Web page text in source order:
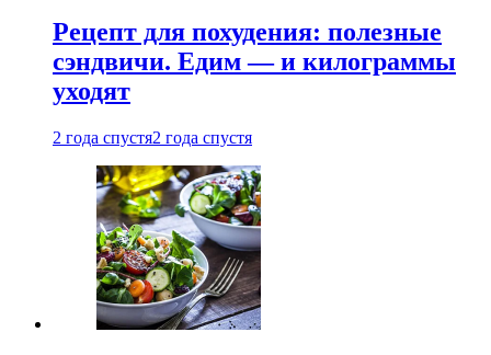
Рецепт для похудения: полезные
сэндвичи. Едим — и килограммы
уходят
2 года спустя2 года спустя